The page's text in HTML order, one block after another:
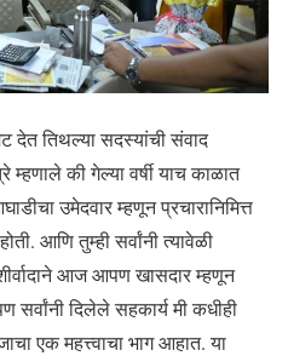
देत तिथल्या सदस्यांची संवाद
म्हणाले की गेल्या वर्षी याच काळात
उमेदवार म्हणून प्रचारानिमित्त
आणि तुम्ही सर्वांनी त्यावेळी
आज आपण खासदार म्हणून
दिलेले सहकार्य मी कधीही
एक महत्त्वाचा भाग आहात. या